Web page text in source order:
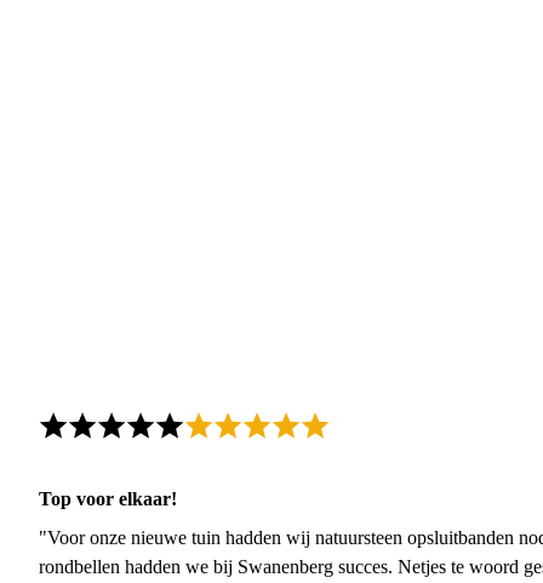
Top voor elkaar!
"Voor onze nieuwe tuin hadden wij natuursteen opsluitbanden
rondbellen hadden we bij Swanenberg succes. Netjes te woord